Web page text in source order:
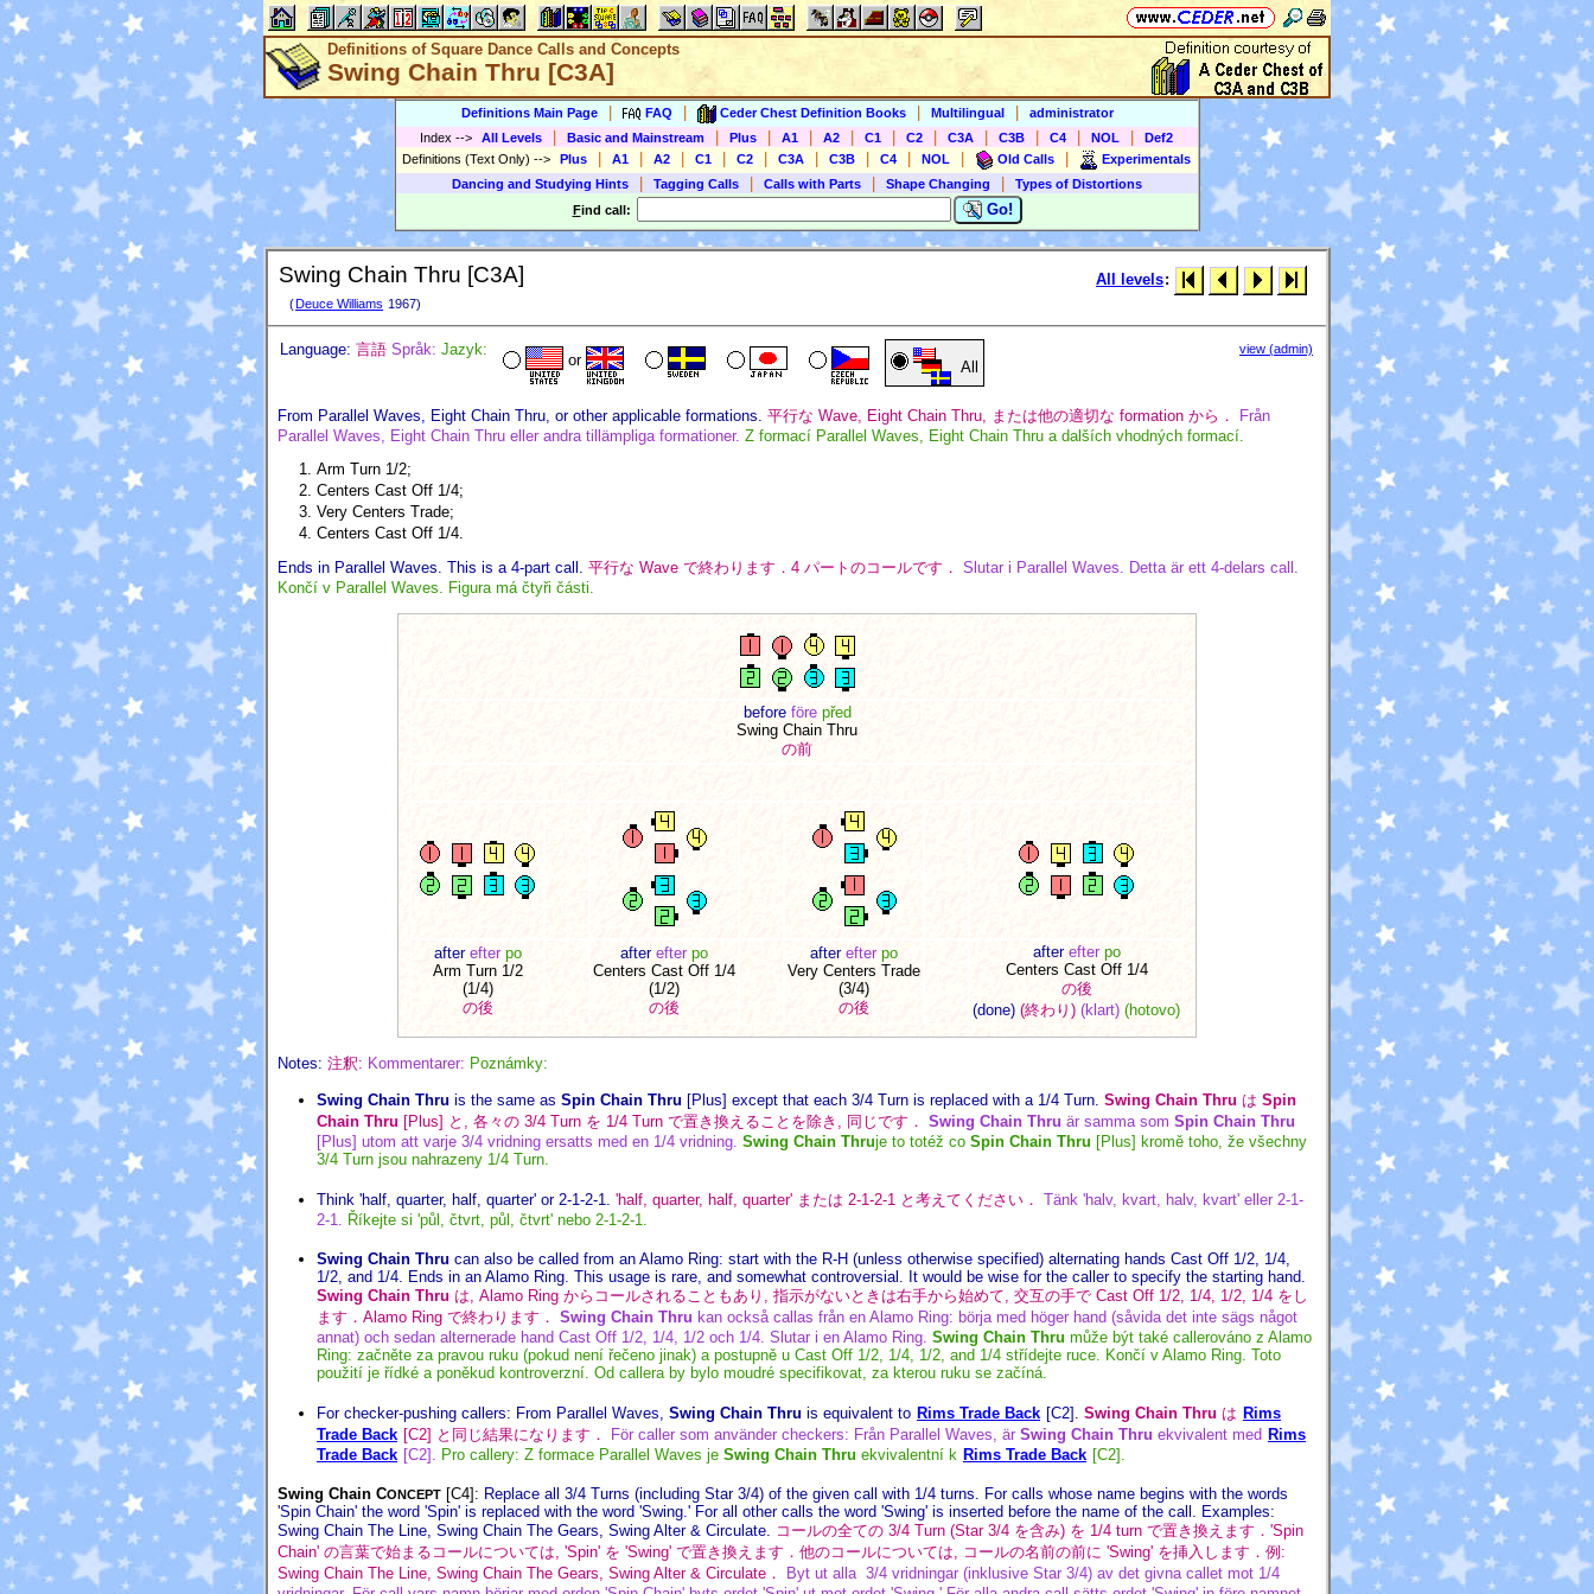
Definitions of Square Dance Calls and Concepts
Swing Chain Thru [C3A]
Definitions Main Page FAQ Ceder Chest Definition Books Multilingual
administrator
Index --> All Levels Basic and Mainstream Plus A1 A2 C1 C2 C3A C3B C4 NOL
Def2
Definitions (Text Only) --> Plus A1 A2 C1 C2 C3A C3B C4 NOL Old Calls
Experimentals
Dancing and Studying Hints
Tagging Calls Calls with Parts Shape Changing
Types of Distortions
Find call: Go!
Swing Chain Thru [C3A]
( Deuce Williams 1967)
All levels:
Language: 言語 Språk: Jazyk:
or All
view (admin)
From Parallel Waves, Eight Chain Thru, or other applicable formations. 平行な Wave, Eight Chain Thru, または他の適切な formation から．
Från
Parallel Waves, Eight Chain Thru eller andra tillämpliga formationer. Z formací Parallel Waves, Eight Chain Thru a dalších vhodných formací.
Arm Turn 1/2;
Centers Cast Off 1/4;
Very Centers Trade;
Centers Cast Off 1/4.
Ends in Parallel Waves. This is a 4-part call. 平行な Wave で終わります．4 パートのコールです． Slutar i Parallel Waves. Detta är ett 4-delars call.
Končí v Parallel Waves. Figura má čtyři části.
before före před
Swing Chain Thru
の前
after efter po
Arm Turn 1/2
(1/4)
の後
after efter po
Centers Cast Off 1/4
(1/2)
の後
after efter po
Very Centers Trade
(3/4)
の後
after efter po
Centers Cast Off 1/4
の後
(done) (終わり) (klart) (hotovo)
Notes: 注釈: Kommentarer: Poznámky:
Swing Chain Thru is the same as Spin Chain Thru [Plus] except that each 3/4 Turn is replaced with a 1/4 Turn. Swing Chain Thru は Spin
Chain Thru [Plus] と, 各々の 3/4 Turn を 1/4 Turn で置き換えることを除き, 同じです． Swing Chain Thru är samma som Spin Chain Thru
[Plus] utom att varje 3/4 vridning ersatts med en 1/4 vridning. Swing Chain Thruje to totéž co Spin Chain Thru [Plus] kromě toho, že všechny
3/4 Turn jsou nahrazeny 1/4 Turn.
Think 'half, quarter, half, quarter' or 2-1-2-1. 'half, quarter, half, quarter' または 2-1-2-1 と考えてください． Tänk 'halv, kvart, halv, kvart' eller 2-1-
2-1. Říkejte si 'půl, čtvrt, půl, čtvrt' nebo 2-1-2-1.
Swing Chain Thru can also be called from an Alamo Ring: start with the R-H (unless otherwise specified) alternating hands Cast Off 1/2, 1/4,
1/2, and 1/4. Ends in an Alamo Ring. This usage is rare, and somewhat controversial. It would be wise for the caller to specify the starting hand.
Swing Chain Thru は, Alamo Ring からコールされることもあり, 指示がないときは右手から始めて, 交互の手で Cast Off 1/2, 1/4, 1/2, 1/4 をし
ます．Alamo Ring で終わります． Swing Chain Thru kan också callas från en Alamo Ring: börja med höger hand (såvida det inte sägs något
annat) och sedan alternerade hand Cast Off 1/2, 1/4, 1/2 och 1/4. Slutar i en Alamo Ring. Swing Chain Thru může být také callerováno z Alamo
Ring: začněte za pravou ruku (pokud není řečeno jinak) a postupně u Cast Off 1/2, 1/4, 1/2, and 1/4 střídejte ruce. Končí v Alamo Ring. Toto
použití je řídké a poněkud kontroverzní. Od callera by bylo moudré specifikovat, za kterou ruku se začíná.
For checker-pushing callers: From Parallel Waves, Swing Chain Thru is equivalent to Rims Trade Back [C2]. Swing Chain Thru は Rims
Trade Back [C2] と同じ結果になります． För caller som använder checkers: Från Parallel Waves, är Swing Chain Thru ekvivalent med Rims
Trade Back [C2]. Pro callery: Z formace Parallel Waves je Swing Chain Thru ekvivalentní k Rims Trade Back [C2].
Swing Chain CONCEPT [C4] : Replace all 3/4 Turns (including Star 3/4) of the given call with 1/4 turns. For calls whose name begins with the words
'Spin Chain' the word 'Spin' is replaced with the word 'Swing.' For all other calls the word 'Swing' is inserted before the name of the call. Examples:
Swing Chain The Line, Swing Chain The Gears, Swing Alter & Circulate. コールの全ての 3/4 Turn (Star 3/4 を含み) を 1/4 turn で置き換えます．'Spin
Chain' の言葉で始まるコールについては, 'Spin' を 'Swing' で置き換えます．他のコールについては, コールの名前の前に 'Swing' を挿入します．例:
Swing Chain The Line, Swing Chain The Gears, Swing Alter & Circulate．
Byt ut alla 3/4 vridningar (inklusive Star 3/4) av det givna callet mot 1/4